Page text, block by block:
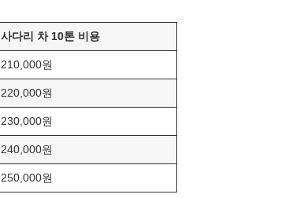
사다리 차 10톤 비용
210,000원
220,000원
230,000원
240,000원
250,000원